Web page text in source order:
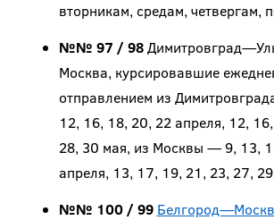
вторникам, средам, четвергам,
№№ 97 / 98
Москва, курсировавшие
отправлением из
12, 16, 18, 20, 22 апреля, 12,
28, 30 мая, из Москвы — 9, 13,
апреля, 13, 17, 19, 21, 23, 27,
№№ 100 / 99